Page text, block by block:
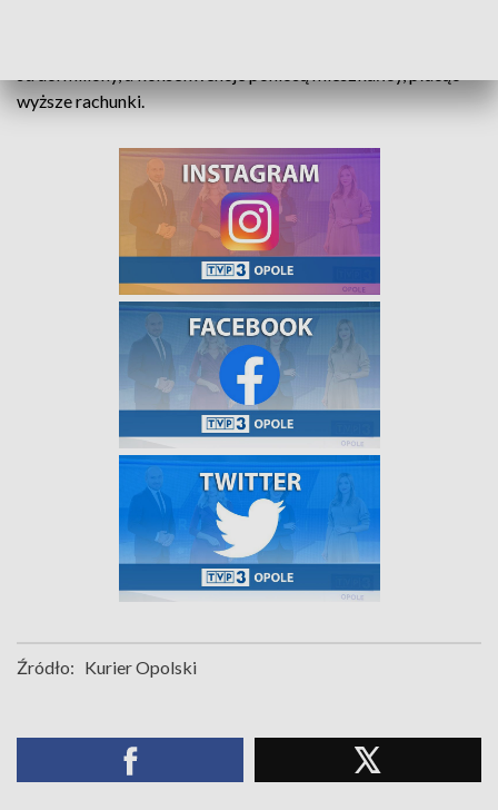
wyższe rachunki.
Źródło: Kurier Opolski